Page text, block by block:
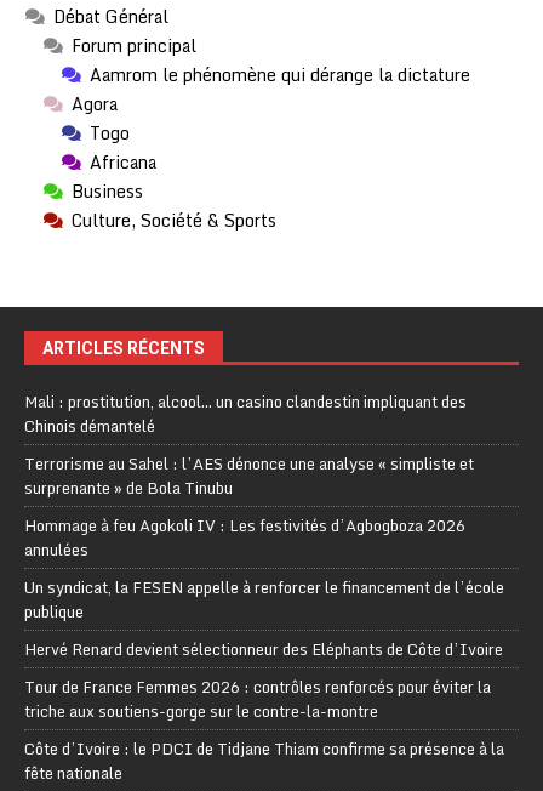
Débat Général
Forum principal
Aamrom le phénomène qui dérange la dictature
Agora
Togo
Africana
Business
Culture, Société & Sports
ARTICLES RÉCENTS
Mali : prostitution, alcool… un casino clandestin impliquant des
Chinois démantelé
Terrorisme au Sahel : l’AES dénonce une analyse « simpliste et
surprenante » de Bola Tinubu
Hommage à feu Agokoli IV : Les festivités d’Agbogboza 2026
annulées
Un syndicat, la FESEN appelle à renforcer le financement de l’école
publique
Hervé Renard devient sélectionneur des Eléphants de Côte d’Ivoire
Tour de France Femmes 2026 : contrôles renforcés pour éviter la
triche aux soutiens-gorge sur le contre-la-montre
Côte d’Ivoire : le PDCI de Tidjane Thiam confirme sa présence à la
fête nationale